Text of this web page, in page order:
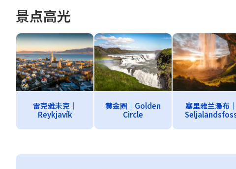
景点高光
雷克雅未克｜
Reykjavík
黄金圈｜Golden
Circle
塞里雅兰瀑布｜